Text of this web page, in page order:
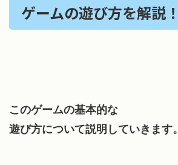
ゲームの遊び方を解説！
このゲームの基本的な
遊び方について説明していきます。